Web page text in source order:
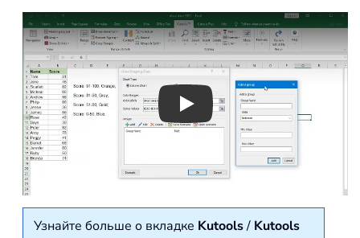
Play
Узнайте больше о вкладке Kutools/ Kutools